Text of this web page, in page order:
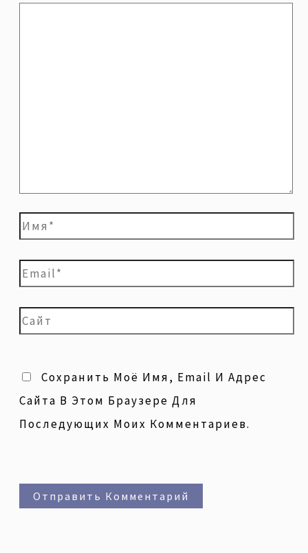
Сохранить Моё Имя, Email И Адрес
Сайта В Этом Браузере Для
Последующих Моих Комментариев.